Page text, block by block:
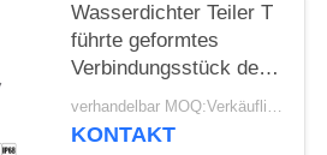
Wasserdichter Teiler T
führte geformtes
Verbindungsstück der
Draht-
Verbindungsstück-3
verhandelbar MOQ:Verkäuflich
KONTAKT